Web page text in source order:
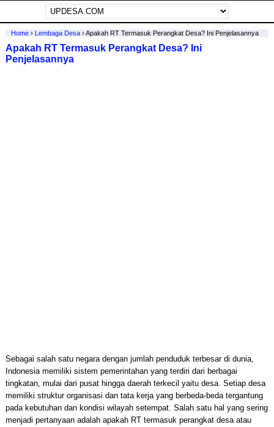
Home› Lembaga Desa›Apakah RT Termasuk Perangkat Desa? Ini Penjelasannya
Apakah RT Termasuk Perangkat Desa? Ini
Penjelasannya
Sebagai salah satu negara dengan jumlah penduduk terbesar di dunia,
Indonesia memiliki sistem pemerintahan yang terdiri dari berbagai
tingkatan, mulai dari pusat hingga daerah terkecil yaitu desa. Setiap desa
memiliki struktur organisasi dan tata kerja yang berbeda-beda tergantung
pada kebutuhan dan kondisi wilayah setempat. Salah satu hal yang sering
menjadi pertanyaan adalah apakah RT termasuk perangkat desa atau